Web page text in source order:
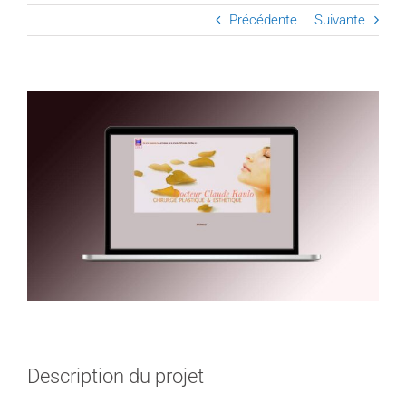
Précédente Suivante
Description du projet